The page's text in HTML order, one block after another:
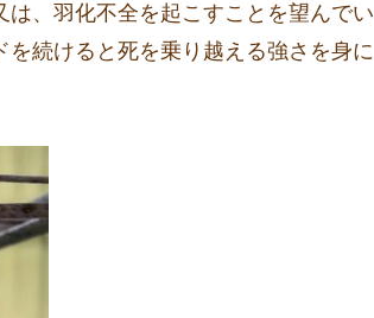
、羽化不全を起こすことを望んでい
続けると死を乗り越える強さを身に